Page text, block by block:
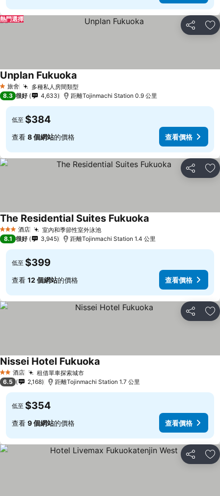
分享 放
熱門選擇
1 星級
旅舍 多種私人房間類型
Unplan Fukuoka
8.3 很好 4,633 距離Tojinmachi Station 0.9 公里
低至 $384
查看 8 個網站的價格 查看價格
分享 放
3 星級 酒店 室內和季節性室外泳池
The Residential Suites Fukuoka
8.1 很好 3,945 距離Tojinmachi Station 1.4 公里
低至 $399
查看 12 個網站的價格 查看價格
分享 放
2 星級酒店 租借單車探索城市
Nissei Hotel Fukuoka
6.5 2,168 距離Tojinmachi Station 1.7 公里
低至 $354
查看 9 個網站的價格 查看價格
分享 放